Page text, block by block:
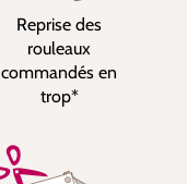
Reprise des
rouleaux
commandés en
trop*